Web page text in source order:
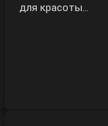
для красоты...